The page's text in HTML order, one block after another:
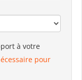
à votre
pour